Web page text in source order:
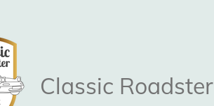
Classic Roadster